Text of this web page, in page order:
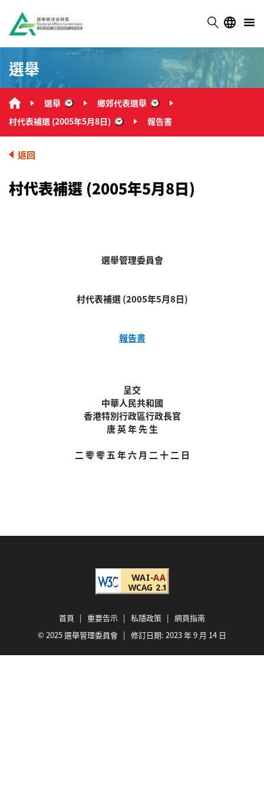
選舉
選舉 “選舉”鄉郊代表選舉
“鄉郊代表選舉”
村代表補選 (2005年5月8日)
“村代表補選 (2005年5月8日)”
報告書
返回
村代表補選 (2005年5月8日)
選舉管理委員會
村代表補選 (2005年5月8日)
報告書
呈交
中華人民共和國
香港特別行政區行政長官
唐 英 年 先 生
二 零 零 五 年 六 月 二 十 二 日
首頁 | 重要告示 | 私隱政策 | 網頁指南
© 2025 選舉管理委員會 | 修訂日期: 2023 年 9 月 14 日